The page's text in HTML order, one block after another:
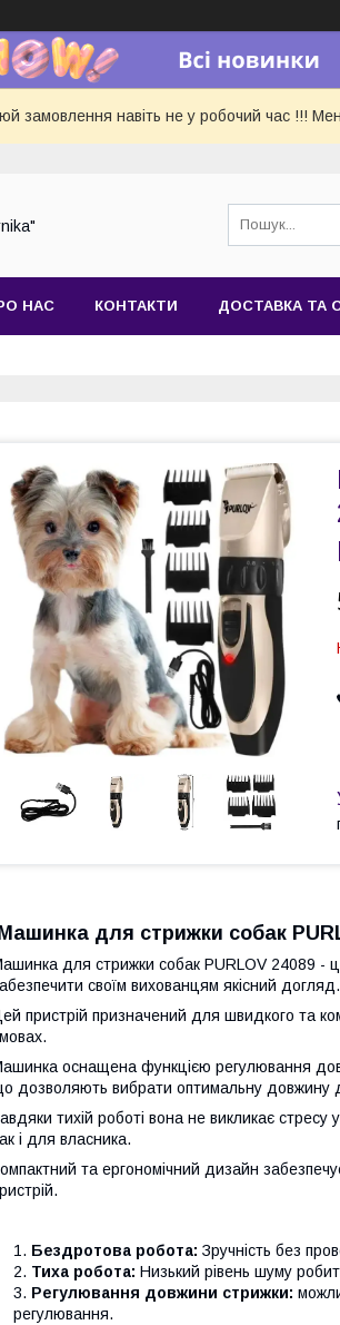
замовлення навіть не у робочий час !!!
НАС КОНТАКТИ ДОСТАВКА ТА
Машинка для стрижки собак
для стрижки собак PURLOV 24089 -
своїм вихованцям якісний догляд.
пристрій призначений для швидкого та
оснащена функцією регулювання
дозволяють вибрати оптимальну довжину
тихій роботі вона не викликає
і для власника.
та ергономічний дизайн
Бездротова робота: Зручність без
Тиха робота: Низький рівень шуму
Регулювання довжини стрижки:
регулювання.